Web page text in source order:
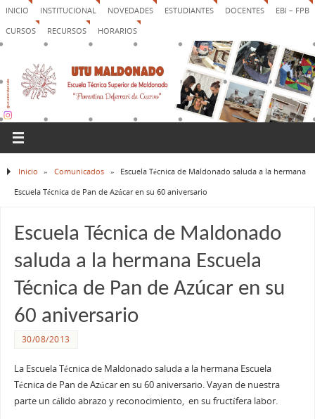
INICIO INSTITUCIONAL NOVEDADES ESTUDIANTES DOCENTES
EBI – FPB
CURSOS
RECURSOS HORARIOS
Inicio » Comunicados »
Escuela Técnica de Maldonado saluda a la hermana
Escuela Técnica de Pan de Azúcar en su 60 aniversario
Escuela Técnica de Maldonado
saluda a la hermana Escuela
Técnica de Pan de Azúcar en su
60 aniversario
30/08/2013
La Escuela Técnica de Maldonado saluda a la hermana Escuela
Técnica de Pan de Azúcar en su 60 aniversario. Vayan de nuestra
parte un cálido abrazo y reconocimiento, en su fructífera labor.